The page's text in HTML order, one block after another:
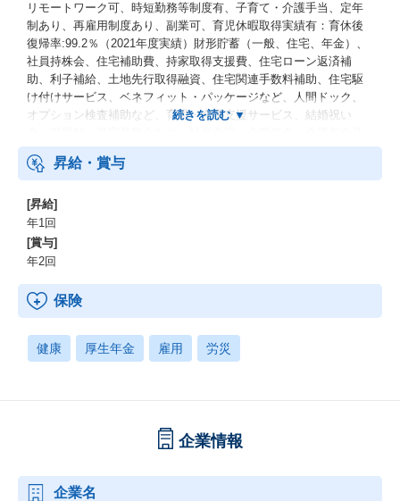
リモートワーク可、時短勤務等制度有、子育て・介護手当、定年
制あり、再雇用制度あり、副業可、育児休暇取得実績有：育休後
復帰率:99.2％（2021年度実績）財形貯蓄（一般、住宅、年金）、
社員持株会、住宅補助費、持家取得支援費、住宅ローン返済補
助、利子補給、土地先行取得融資、住宅関連手数料補助、住宅駆
け付けサービス、ベネフィット・パッケージなど、人間ドック、
オプション検査補助など、育児・介護支援サービス、結婚祝い
金、確定拠出年金）、電気通信共済会(個人年金、遺児育英基金)
昇給・賞与
[昇給]
年1回
[賞与]
年2回
保険
健康 厚生年金 雇用 労災
企業情報
企業名